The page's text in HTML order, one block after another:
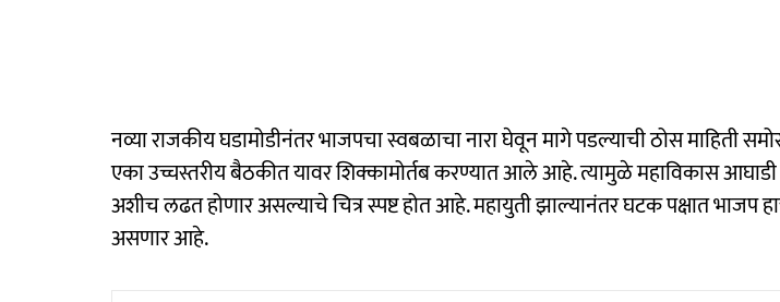
नव्या राजकीय घडामोडीनंतर भाजपचा स्वबळाचा नारा घेवून मागे पडल्याची ठोस माहिती
एका उच्चस्तरीय बैठकीत यावर शिक्कामोर्तब करण्यात आले आहे. त्यामुळे महाविकास
अशीच लढत होणार असल्याचे चित्र स्पष्ट होत आहे. महायुती झाल्यानंतर घटक पक्षात भाजप
असणार आहे.